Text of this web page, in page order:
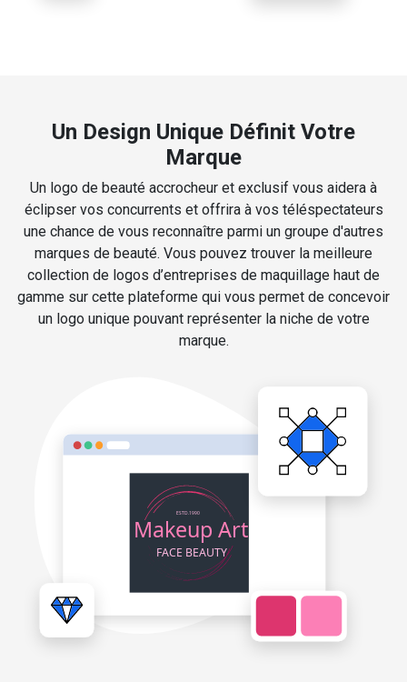
Un Design Unique Définit Votre
Marque
Un logo de beauté accrocheur et exclusif vous aidera à
éclipser vos concurrents et offrira à vos téléspectateurs
une chance de vous reconnaître parmi un groupe d'autres
marques de beauté. Vous pouvez trouver la meilleure
collection de logos d’entreprises de maquillage haut de
gamme sur cette plateforme qui vous permet de concevoir
un logo unique pouvant représenter la niche de votre
marque.